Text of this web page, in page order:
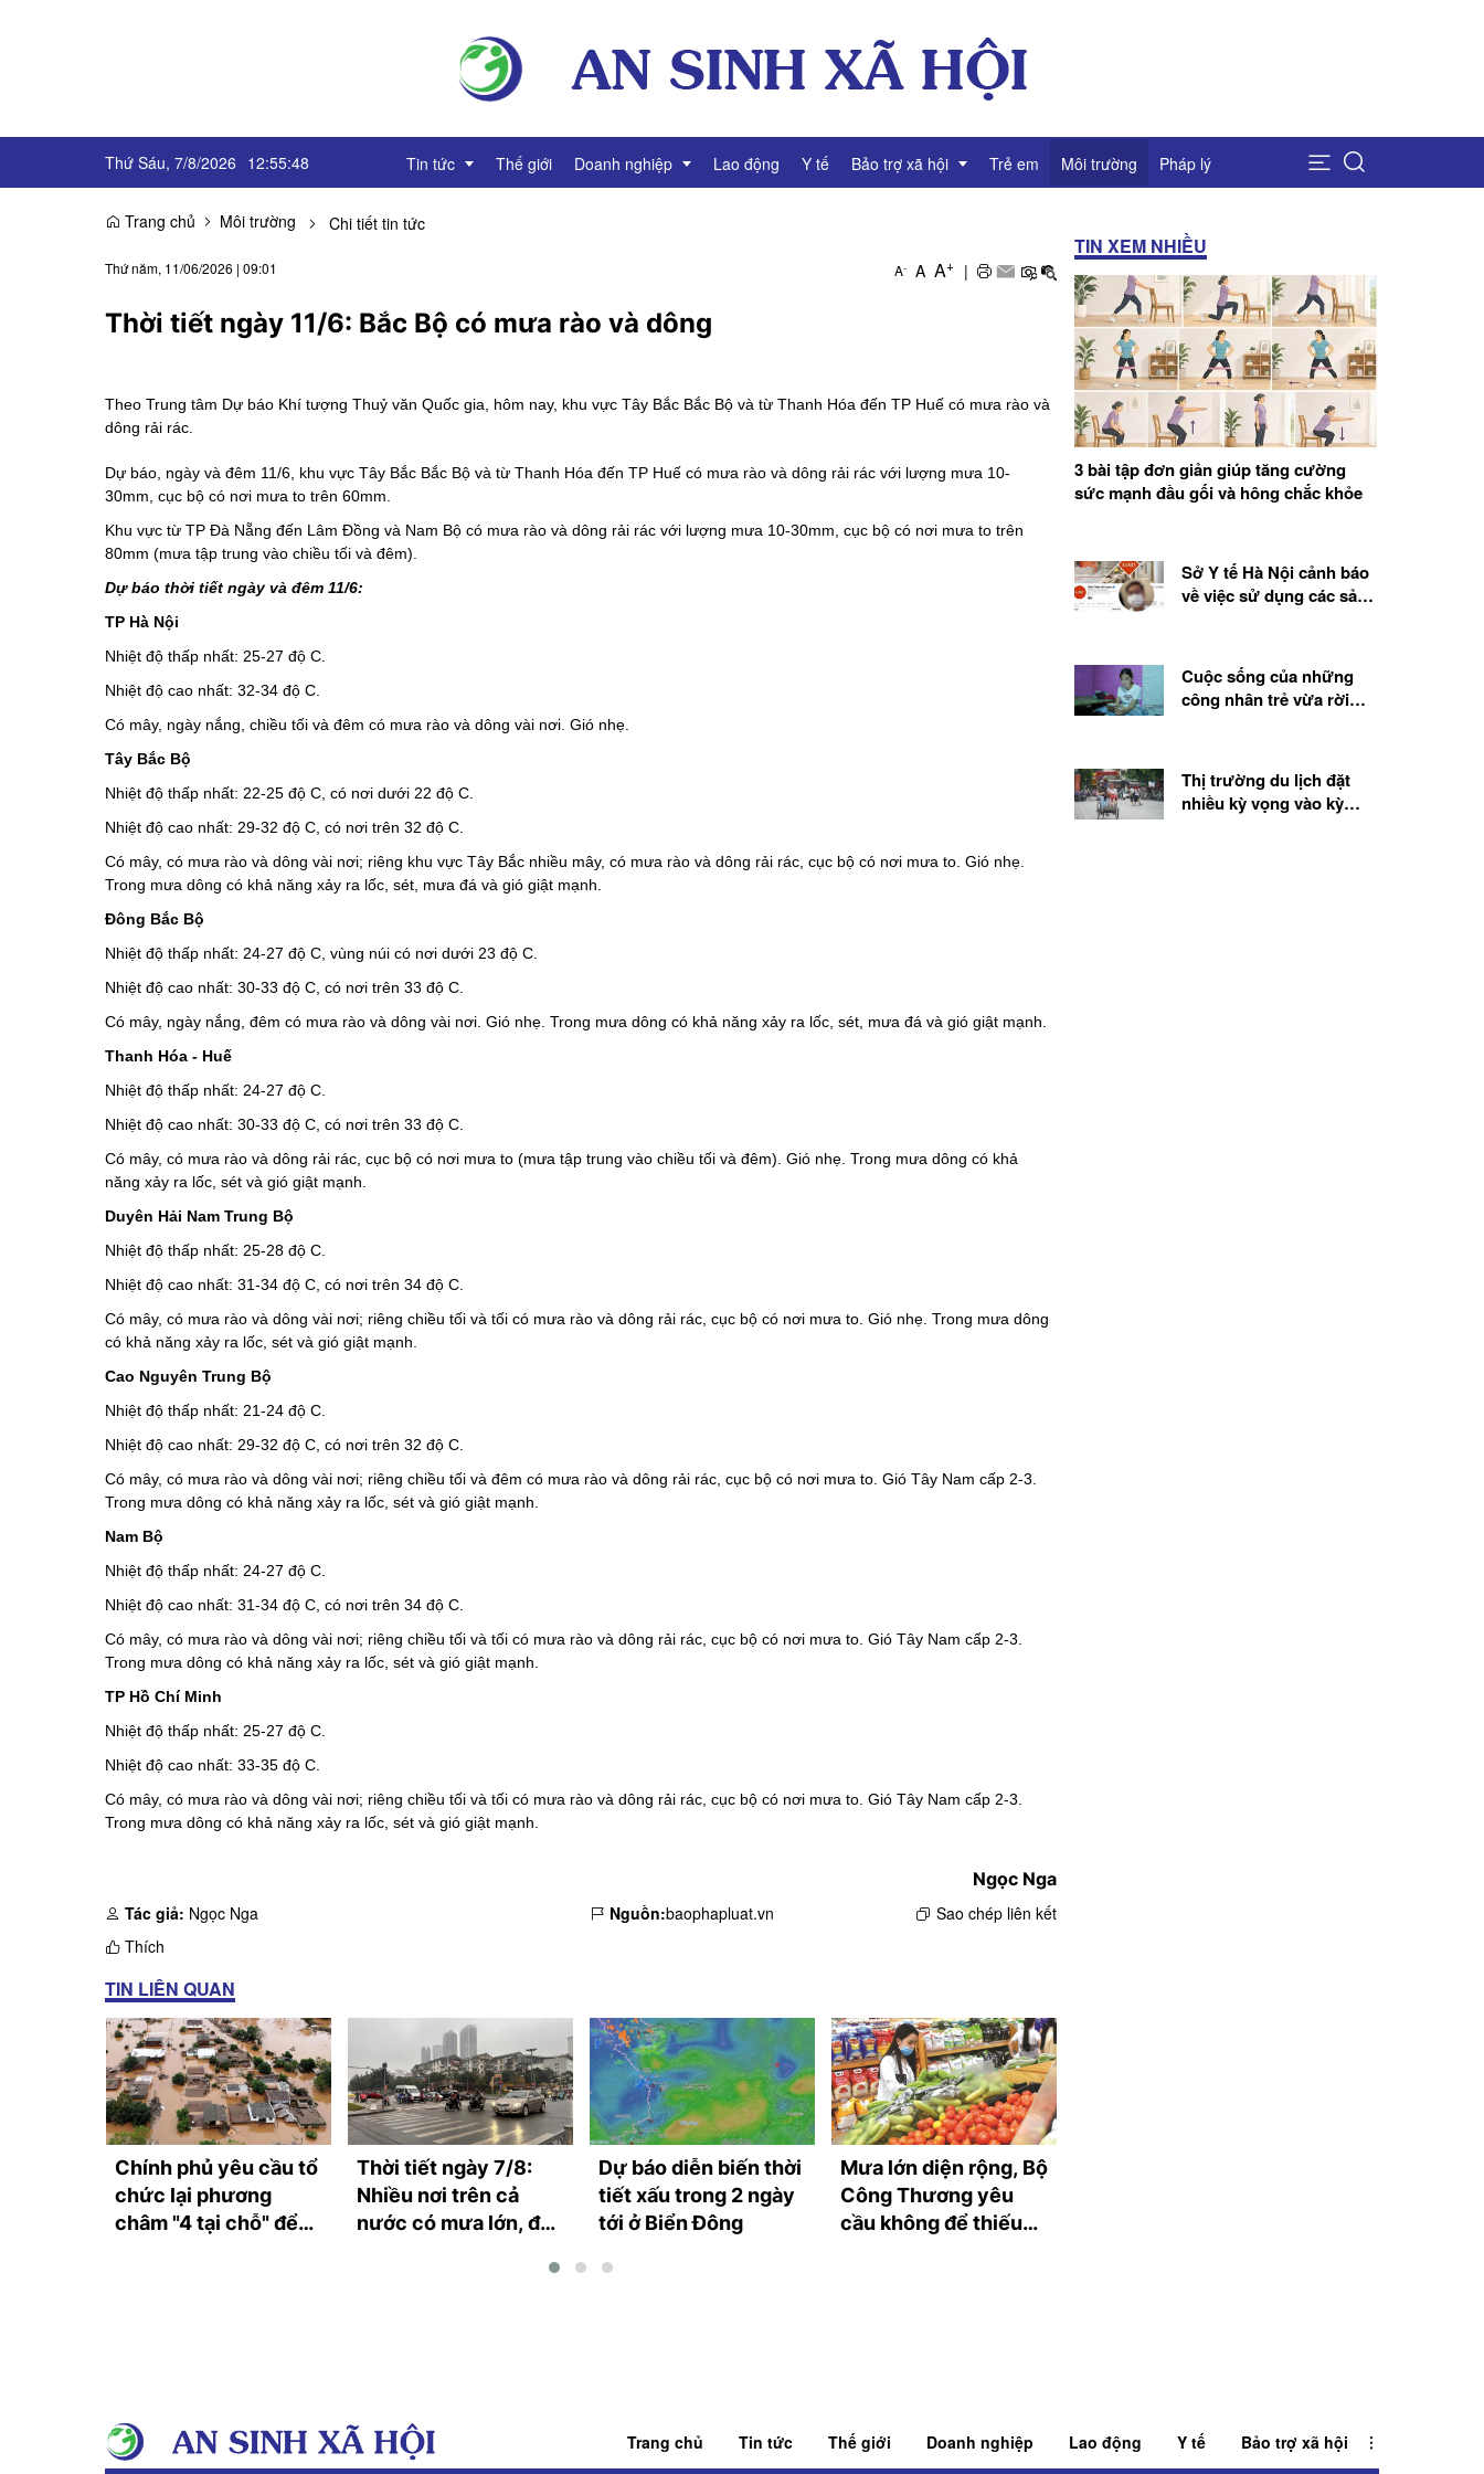
Thứ Sáu, 7/8/2026 12:55:49 Tin tức
Sự kiện
Góc báo chí
Thế giới Doanh nghiệp
Tài chính Doanh nghiệp
Video Doanh nghiệp
Lao động Y tế Bảo trợ xã hội
Giảm nghèo
Trẻ em Môi trường Pháp lý
Trang chủ Môi trường Chi tiết tin tức
Thứ năm, 11/06/2026 | 09:01 A- A A+ |
Thời tiết ngày 11/6: Bắc Bộ có mưa rào và dông
Theo Trung tâm Dự báo Khí tượng Thuỷ văn Quốc gia, hôm nay, khu vực Tây Bắc Bắc Bộ và từ Thanh Hóa đến TP Huế có mưa rào và
dông rải rác.
Dự báo, ngày và đêm 11/6, khu vực Tây Bắc Bắc Bộ và từ Thanh Hóa đến TP Huế có mưa rào và dông rải rác với lượng mưa 10-
30mm, cục bộ có nơi mưa to trên 60mm.
Khu vực từ TP Đà Nẵng đến Lâm Đồng và Nam Bộ có mưa rào và dông rải rác với lượng mưa 10-30mm, cục bộ có nơi mưa to trên
80mm (mưa tập trung vào chiều tối và đêm).
Dự báo thời tiết ngày và đêm 11/6:
TP Hà Nội
Nhiệt độ thấp nhất: 25-27 độ C.
Nhiệt độ cao nhất: 32-34 độ C.
Có mây, ngày nắng, chiều tối và đêm có mưa rào và dông vài nơi. Gió nhẹ.
Tây Bắc Bộ
Nhiệt độ thấp nhất: 22-25 độ C, có nơi dưới 22 độ C.
Nhiệt độ cao nhất: 29-32 độ C, có nơi trên 32 độ C.
Có mây, có mưa rào và dông vài nơi; riêng khu vực Tây Bắc nhiều mây, có mưa rào và dông rải rác, cục bộ có nơi mưa to. Gió nhẹ.
Trong mưa dông có khả năng xảy ra lốc, sét, mưa đá và gió giật mạnh.
Đông Bắc Bộ
Nhiệt độ thấp nhất: 24-27 độ C, vùng núi có nơi dưới 23 độ C.
Nhiệt độ cao nhất: 30-33 độ C, có nơi trên 33 độ C.
Có mây, ngày nắng, đêm có mưa rào và dông vài nơi. Gió nhẹ. Trong mưa dông có khả năng xảy ra lốc, sét, mưa đá và gió giật mạnh.
Thanh Hóa - Huế
Nhiệt độ thấp nhất: 24-27 độ C.
Nhiệt độ cao nhất: 30-33 độ C, có nơi trên 33 độ C.
Có mây, có mưa rào và dông rải rác, cục bộ có nơi mưa to (mưa tập trung vào chiều tối và đêm). Gió nhẹ. Trong mưa dông có khả
năng xảy ra lốc, sét và gió giật mạnh.
Duyên Hải Nam Trung Bộ
Nhiệt độ thấp nhất: 25-28 độ C.
Nhiệt độ cao nhất: 31-34 độ C, có nơi trên 34 độ C.
Có mây, có mưa rào và dông vài nơi; riêng chiều tối và tối có mưa rào và dông rải rác, cục bộ có nơi mưa to. Gió nhẹ. Trong mưa dông
có khả năng xảy ra lốc, sét và gió giật mạnh.
Cao Nguyên Trung Bộ
Nhiệt độ thấp nhất: 21-24 độ C.
Nhiệt độ cao nhất: 29-32 độ C, có nơi trên 32 độ C.
Có mây, có mưa rào và dông vài nơi; riêng chiều tối và đêm có mưa rào và dông rải rác, cục bộ có nơi mưa to. Gió Tây Nam cấp 2-3.
Trong mưa dông có khả năng xảy ra lốc, sét và gió giật mạnh.
Nam Bộ
Nhiệt độ thấp nhất: 24-27 độ C.
Nhiệt độ cao nhất: 31-34 độ C, có nơi trên 34 độ C.
Có mây, có mưa rào và dông vài nơi; riêng chiều tối và tối có mưa rào và dông rải rác, cục bộ có nơi mưa to. Gió Tây Nam cấp 2-3.
Trong mưa dông có khả năng xảy ra lốc, sét và gió giật mạnh.
TP Hồ Chí Minh
Nhiệt độ thấp nhất: 25-27 độ C.
Nhiệt độ cao nhất: 33-35 độ C.
Có mây, có mưa rào và dông vài nơi; riêng chiều tối và tối có mưa rào và dông rải rác, cục bộ có nơi mưa to. Gió Tây Nam cấp 2-3.
Trong mưa dông có khả năng xảy ra lốc, sét và gió giật mạnh.
Ngọc Nga
Tác giả: Ngọc Nga Nguồn:baophapluat.vn
Sao chép liên kết
Thích
TIN LIÊN QUAN
Chính phủ yêu cầu tổ
chức lại phương
châm "4 tại chỗ" để
Thời tiết ngày 7/8:
Nhiều nơi trên cả
nước có mưa lớn, đề
Dự báo diễn biến thời
tiết xấu trong 2 ngày
tới ở Biển Đông
Mưa lớn diện rộng, Bộ
Công Thương yêu
cầu không để thiếu
TIN XEM NHIỀU
3 bài tập đơn giản giúp tăng cường
sức mạnh đầu gối và hông chắc khỏe
Sở Y tế Hà Nội cảnh báo
về việc sử dụng các sản
Cuộc sống của những
công nhân trẻ vừa rời
Thị trường du lịch đặt
nhiều kỳ vọng vào kỳ
Trang chủ Tin tức Thế giới Doanh nghiệp Lao động Y tế Bảo trợ xã hội